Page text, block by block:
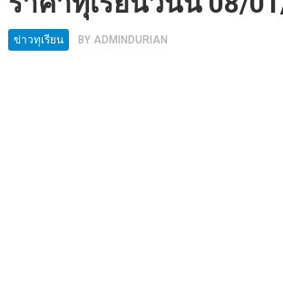
ข่าวทุเรียน BY ADMINDURIAN